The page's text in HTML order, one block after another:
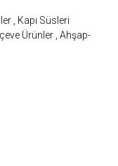
Kapı Süsleri
Ürünler ,Ahşap-